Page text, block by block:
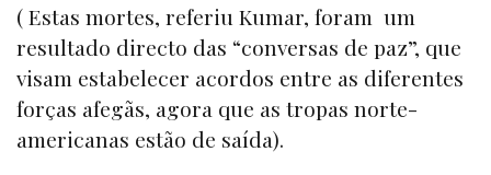
(Estas mortes, referiu Kumar, foram um
resultado directo das “conversas de paz”, que
visam estabelecer acordos entre as diferentes
forças afegãs, agora que as tropas norte-
americanas estão de saída).